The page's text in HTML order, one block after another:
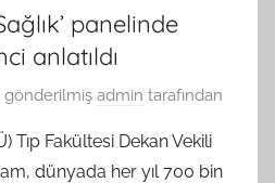
panelinde
anlatıldı
gönderilmiş admin tarafından
Tıp Fakültesi Dekan Vekili
dünyada her yıl 700 bin